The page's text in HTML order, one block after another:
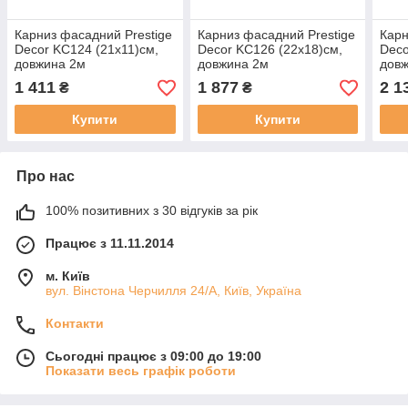
Карниз фасадний Prestige
Decor KC124 (21х11)см,
довжина 2м
1 411 ₴
Купити
Карниз фасадний Prestige
Decor KC126 (22х18)см,
довжина 2м
1 877₴
Купити
2
Про нас
100% позитивних з 30 відгуків за рік
Працює з 11.11.2014
м. Київ
вул. Вінстона Черчилля 24/А, Київ, Україна
Контакти
Сьогодні працює з 09:00 до 19:00
Показати весь графік роботи